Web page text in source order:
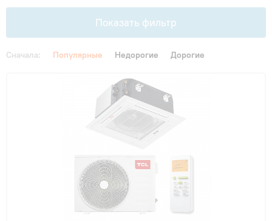
Контакты
Показать фильтр
До
Инверторные
Сначала: Популярные Недорогие Дорогие